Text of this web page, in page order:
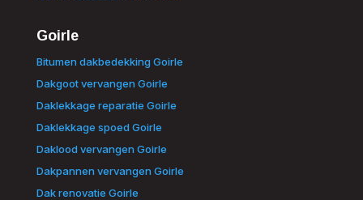
Goirle
Bitumen dakbedekking Goirle
Dakgoot vervangen Goirle
Daklekkage reparatie Goirle
Daklekkage spoed Goirle
Daklood vervangen Goirle
Dakpannen vervangen Goirle
Dak renovatie Goirle